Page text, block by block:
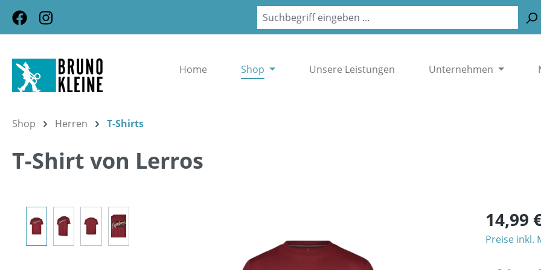
Hauptinhalt springen
Zur Suche springen
Zur Hauptnavigation springen
Home Shop Unsere Leistungen Unternehmen
Shop Herren T-Shirts
T-Shirt von Lerros
Bildergalerie überspringen 14,99
Preise inkl.